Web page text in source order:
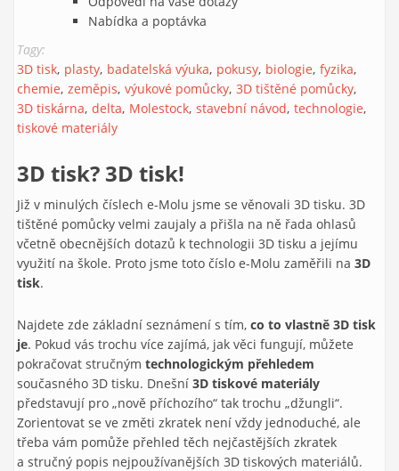
Nabídka a poptávka
Tagy:
3D tisk plasty badatelská výuka pokusy biologie fyzika
chemie zeměpis výukové pomůcky 3D tištěné pomůcky
3D tiskárna delta Molestock stavební návod technologie
tiskové materiály
3D tisk? 3D tisk!
Již v minulých číslech e-Molu jsme se věnovali 3D tisku. 3D
tištěné pomůcky velmi zaujaly a přišla na ně řada ohlasů
včetně obecnějších dotazů k technologii 3D tisku a jejímu
využití na škole. Proto jsme toto číslo e-Molu zaměřili na 3D
tisk.
Najdete zde základní seznámení s tím, co to vlastně 3D tisk
je. Pokud vás trochu více zajímá, jak věci fungují, můžete
pokračovat stručným technologickým přehledem
současného 3D tisku. Dnešní 3D tiskové materiály
představují pro „nově příchozího“ tak trochu „džungli“.
Zorientovat se ve změti zkratek není vždy jednoduché, ale
třeba vám pomůže přehled těch nejčastějších zkratek
a stručný popis nejpoužívanějších 3D tiskových materiálů.